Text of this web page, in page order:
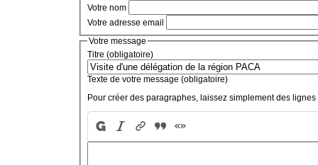
Votre nom
Votre adresse email
Votre message
Titre (obligatoire)
Texte de votre message (obligatoire)
Pour créer des paragraphes, laissez simplement des lignes